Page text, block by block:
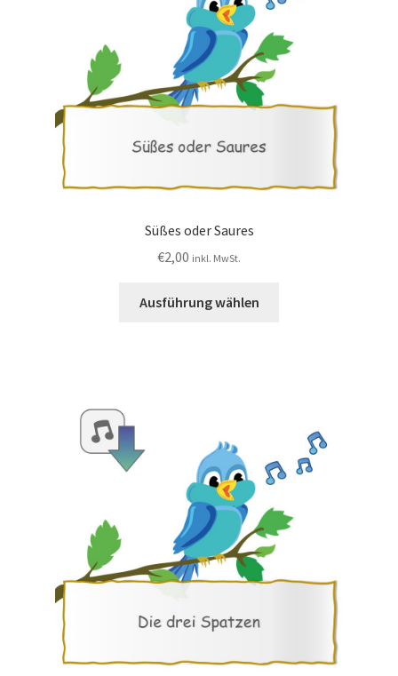
Süßes oder Saures
€2,00 inkl. MwSt.
Ausführung wählen